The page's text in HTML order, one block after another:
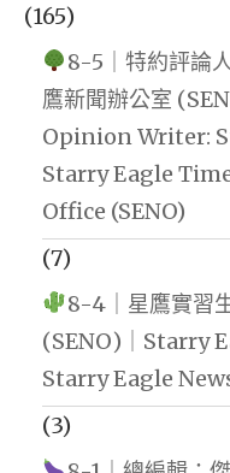
(165)
8-5｜特約評論
鷹新聞辦公室
Opinion Writer:
Starry Eagle
Office (SENO)
(7)
8-4｜星鷹實習
(SENO)｜Starry
Starry Eagle
(3)